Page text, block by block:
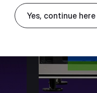
Yes, continue here